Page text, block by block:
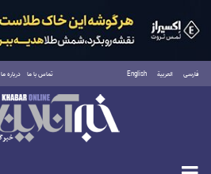
فارسی العربية English تماس با ما درباره ما
پنجشنبه ۱۵ مرداد ۱۴۰۵